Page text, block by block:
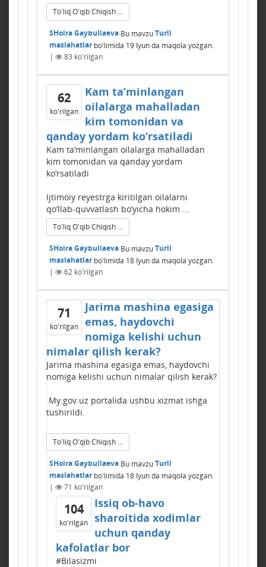
To'liq O'qib Chiqish ...
SHoira Gaybullaeva Bu mavzuTurli
maslahatlarbo'limida 19 Iyunda maqola yozgan.
|
83 ko'rilgan
62
ko'rilgan
Kam ta’minlangan
oilalarga mahalladan
kim tomonidan va
qanday yordam ko‘rsatiladi
Kam ta’minlangan oilalarga mahalladan
kim tomonidan va qanday yordam
ko‘rsatiladi
Ijtimoiy reyestrga kiritilgan oilalarni
qo‘llab-quvvatlash bo‘yicha hokim ...
To'liq O'qib Chiqish ...
SHoira Gaybullaeva Bu mavzuTurli
maslahatlarbo'limida 18 Iyunda maqola yozgan.
|
62 ko'rilgan
71
ko'rilgan
Jarima mashina egasiga
emas, haydovchi
nomiga kelishi uchun
nimalar qilish kerak?
Jarima mashina egasiga emas, haydovchi
nomiga kelishi uchun nimalar qilish kerak?
My.gov.uz portalida ushbu xizmat ishga
tushirildi.
To'liq O'qib Chiqish ...
SHoira Gaybullaeva Bu mavzuTurli
maslahatlarbo'limida 18 Iyunda maqola yozgan.
|
71 ko'rilgan
104
ko'rilgan
Issiq ob-havo
sharoitida xodimlar
uchun qanday
kafolatlar bor
#Bilasizmi